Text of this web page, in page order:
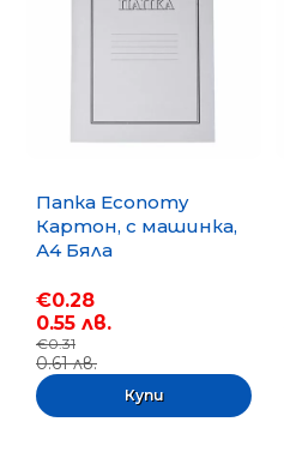
Папка Economy
Картон, с машинка,
А4 Бяла
€0.28
0.55 лв.
€0.31
0.61 лв.